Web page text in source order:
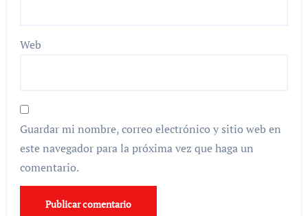
Web
Guardar mi nombre, correo electrónico y sitio web en
este navegador para la próxima vez que haga un
comentario.